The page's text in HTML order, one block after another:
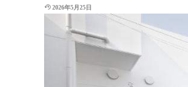
2026年5月25日